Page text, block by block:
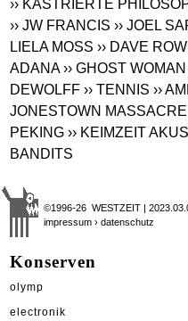
›› KASTRIERTE
›› JW FRANCIS ›› JOEL
LIELA MOSS ›› DAVE
ADANA ›› GHOST WOMAN
DEWOLFF ›› TENNIS ››
JONESTOWN MASSACRE
PEKING ›› KEIMZEIT
BANDITS
©1996-26 WESTZEIT |
impressum › datenschutz
Konserven
olymp
electronik